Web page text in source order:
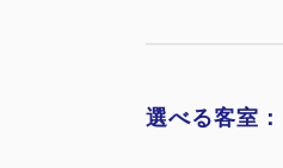
選べる客室：